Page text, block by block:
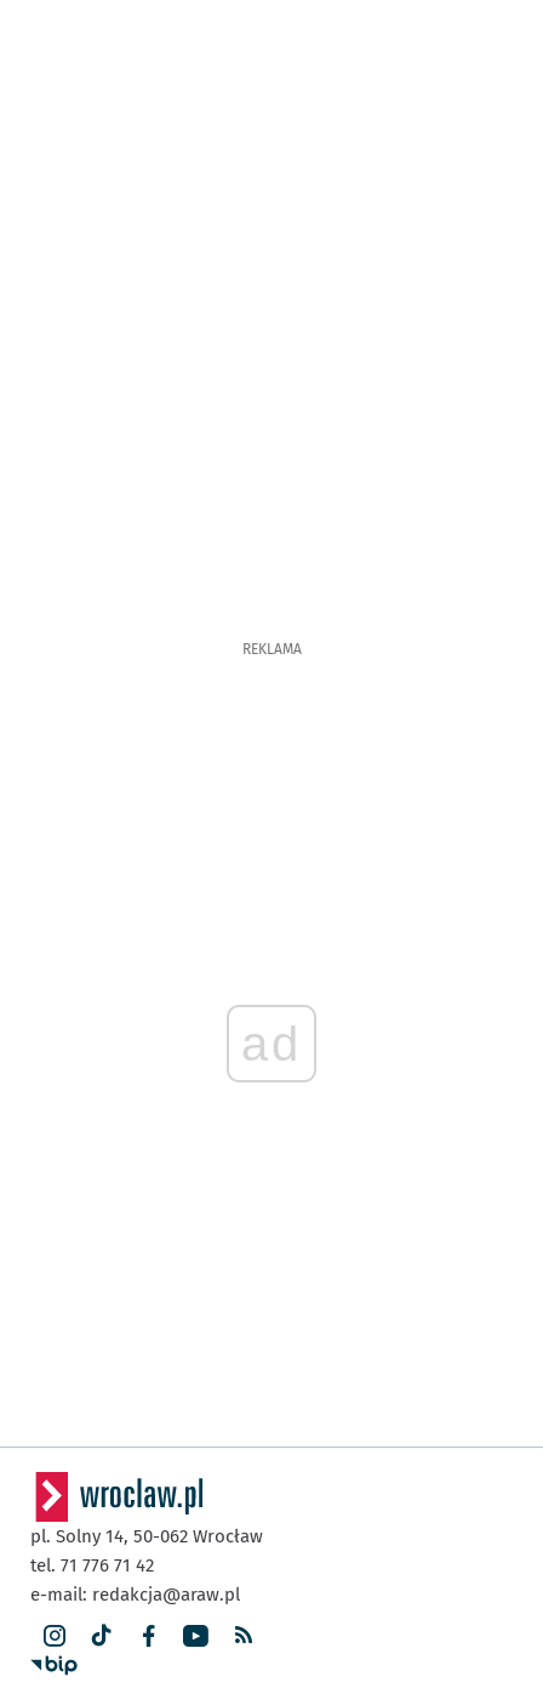
REKLAMA
ad
pl. Solny 14, 50-062 Wrocław
tel. 71 776 71 42
e-mail: redakcja@araw.pl